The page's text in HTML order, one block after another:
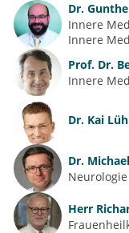
Dr.
Innere
Innere
Prof. Dr.
Innere
Dr. Kai
Dr.
Neurologie
Herr